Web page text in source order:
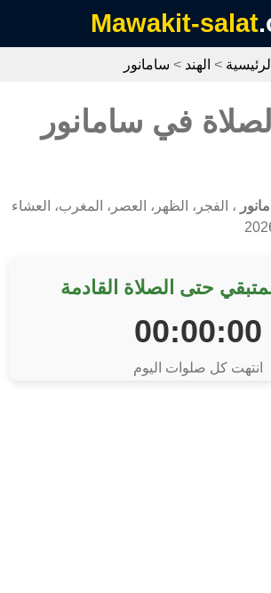
Mawakit-salat
الرئيسية > الهند > سامانور
في سامانور
، الفجر، الظهر، العصر، المغرب، العشاء
حتى الصلاة القادمة
00:00:00
انتهت كل صلوات اليوم